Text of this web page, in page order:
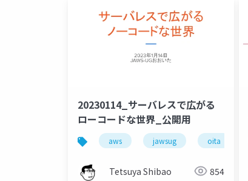
20230114_サーバレスで広がる
ローコードな世界_公開用
aws jawsug oita
Tetsuya Shibao 854